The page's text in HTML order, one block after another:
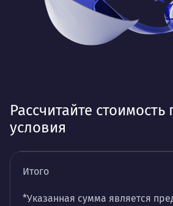
Рассчитайте
условия
Итого
*Указанная сумма является